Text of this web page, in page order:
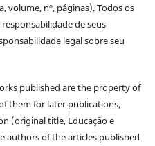
volume, nº, páginas). Todos os
de seus
legal sobre seu
published are the property of
them for later publications,
(original title, Educação e
authors of the articles published